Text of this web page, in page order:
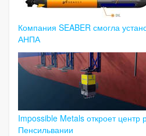
Компания SEABER смогла
АНПА
Impossible Metals откроет центр
Пенсильвании